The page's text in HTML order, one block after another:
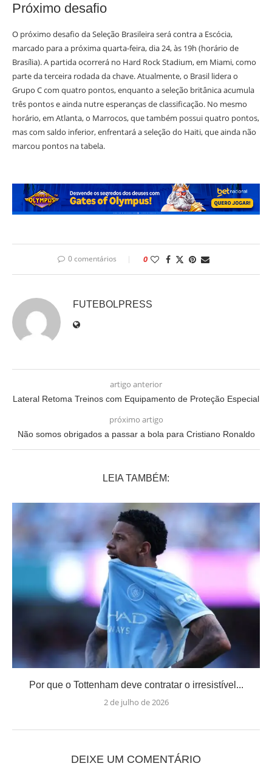
Próximo desafio
O próximo desafio da Seleção Brasileira será contra a Escócia,
marcado para a próxima quarta-feira, dia 24, às 19h (horário de
Brasília). A partida ocorrerá no Hard Rock Stadium, em Miami, como
parte da terceira rodada da chave. Atualmente, o Brasil lidera o
Grupo C com quatro pontos, enquanto a seleção britânica acumula
três pontos e ainda nutre esperanças de classificação. No mesmo
horário, em Atlanta, o Marrocos, que também possui quatro pontos,
mas com saldo inferior, enfrentará a seleção do Haiti, que ainda não
marcou pontos na tabela.
0 comentários 0
FUTEBOLPRESS
artigo anterior
Lateral Retoma Treinos com Equipamento de Proteção Especial
próximo artigo
Não somos obrigados a passar a bola para Cristiano Ronaldo
LEIA TAMBÉM:
Por que o Tottenham deve contratar o irresistível...
2 de julho de 2026
DEIXE UM COMENTÁRIO